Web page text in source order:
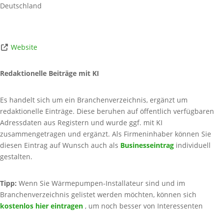
Deutschland
Website
Redaktionelle Beiträge mit KI
Es handelt sich um ein Branchenverzeichnis, ergänzt um
redaktionelle Einträge. Diese beruhen auf öffentlich verfügbaren
Adressdaten aus Registern und wurde ggf. mit KI
zusammengetragen und ergänzt. Als Firmeninhaber können Sie
diesen Eintrag auf Wunsch auch als Businesseintrag individuell
gestalten.
Tipp: Wenn Sie Wärmepumpen-Installateur sind und im
Branchenverzeichnis gelistet werden möchten, können sich
kostenlos hier eintragen , um noch besser von Interessenten